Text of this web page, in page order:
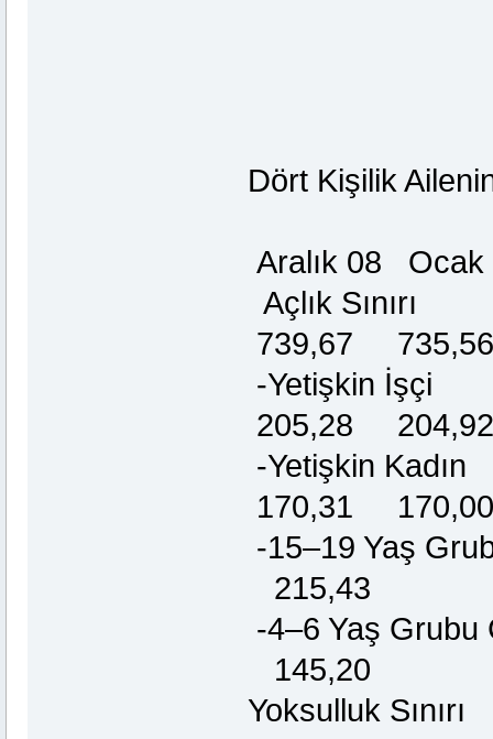
Dört Kişilik
Aralık 08 Ocak
Açlık
739,67 735,56
-Yetişkin
205,28 204,92
-Yetişkin
170,31 170,00
-15–19 Yaş
215,43
-4–6 Yaş
145,20
Yoksulluk